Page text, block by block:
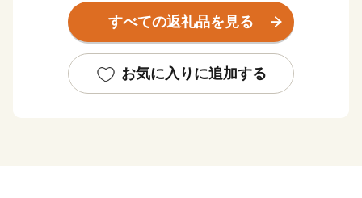
りたい。こんな夢を実現するために、市民と行政が一体
となったまちづくりを推進しています。
皆さんの心にいつまでも残るふるさと赤磐市"への思
い。その思いを 赤磐ふるさと応援寄附金によってかた
すべての返礼品を見る
お気に入りに追加する